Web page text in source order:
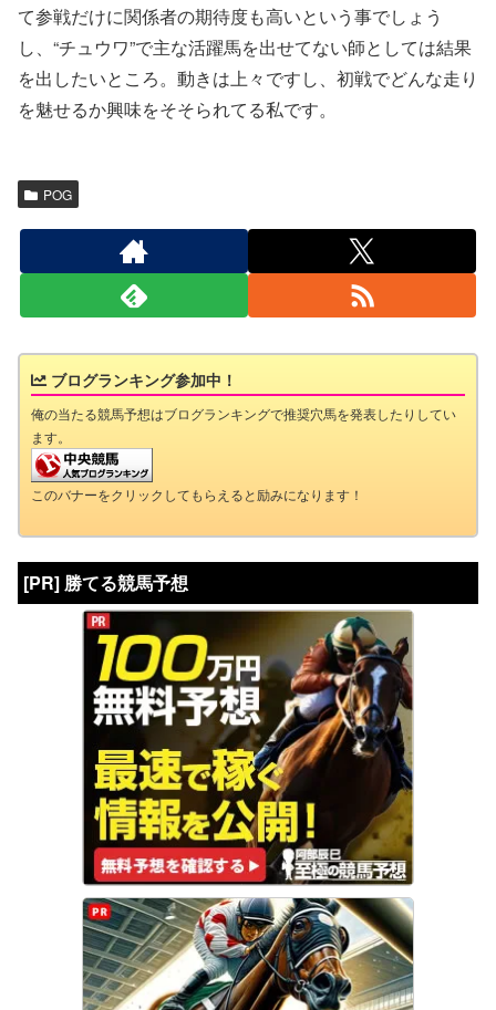
て参戦だけに関係者の期待度も高いという事でしょう
し、“チュウワ”で主な活躍馬を出せてない師としては結果
を出したいところ。動きは上々ですし、初戦でどんな走り
を魅せるか興味をそそられてる私です。
POG
ブログランキング参加中！
俺の当たる競馬予想はブログランキングで推奨穴馬を発表したりしてい
ます。
このバナーをクリックしてもらえると励みになります！
[PR] 勝てる競馬予想